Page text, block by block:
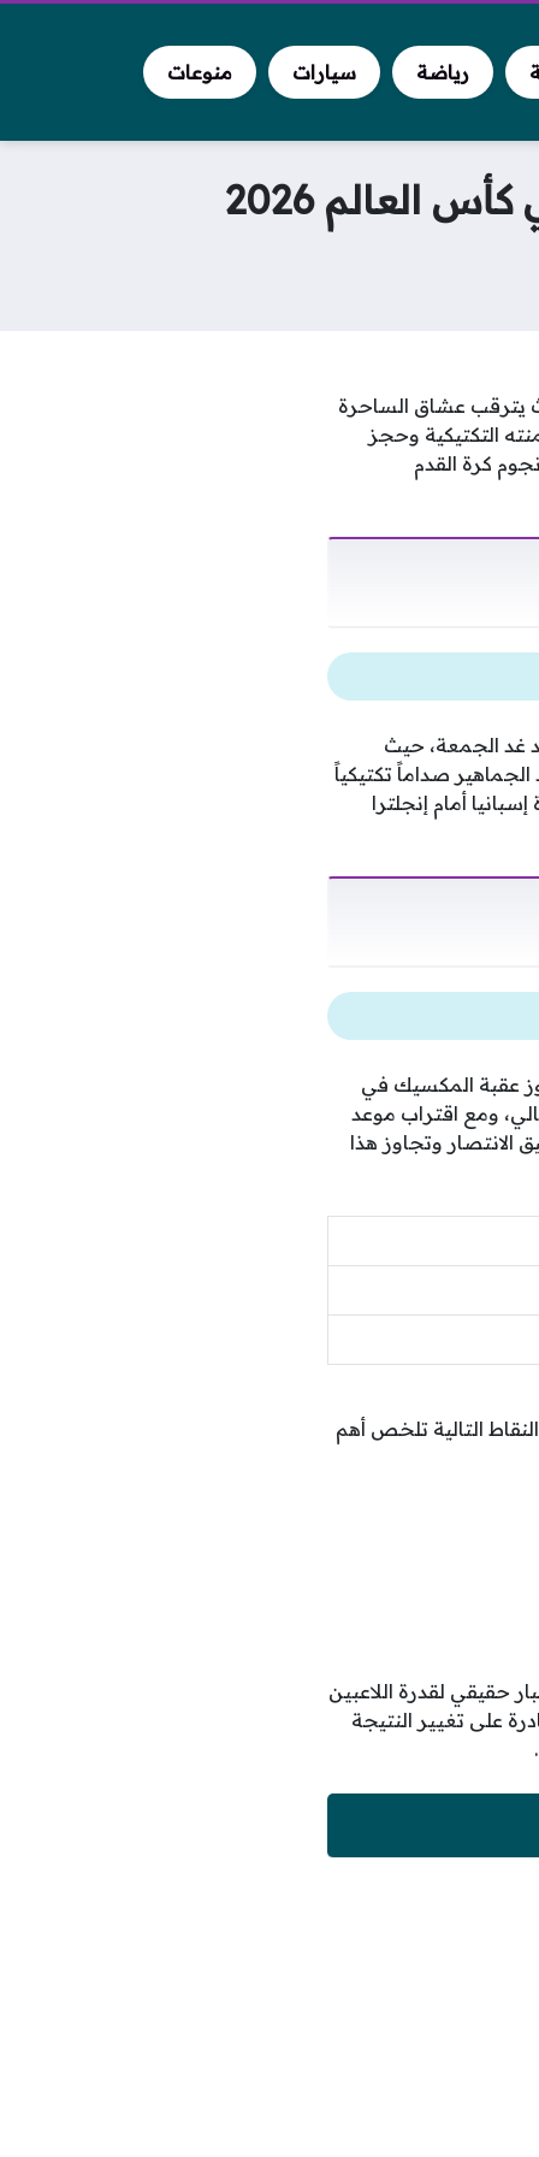
رياضة سيارات منوعات
العالم 2026
يترقب عشاق الساحرة
التكتيكية وحجز
كرة القدم
غد الجمعة، حيث
صداماً تكتيكياً
أمام إنجلترا
عقبة المكسيك في
ومع اقتراب موعد
الانتصار وتجاوز هذا
التالية تلخص أهم
حقيقي لقدرة اللاعبين
على تغيير النتيجة